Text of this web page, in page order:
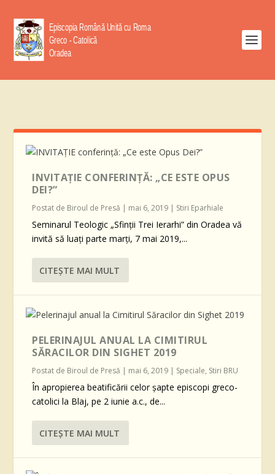
INVITAȚIE CONFERINȚĂ: „CE ESTE OPUS
DEI?”
Postat de Biroul de Presă | mai 6, 2019 | Stiri Eparhiale
Seminarul Teologic „Sfinții Trei Ierarhi” din Oradea vă
invită să luați parte marți, 7 mai 2019,...
CITEŞTE MAI MULT
PELERINAJUL ANUAL LA CIMITIRUL
SĂRACILOR DIN SIGHET 2019
Postat de Biroul de Presă | mai 6, 2019 | Speciale, Stiri BRU
În apropierea beatificării celor șapte episcopi greco-
catolici la Blaj, pe 2 iunie a.c., de...
CITEŞTE MAI MULT